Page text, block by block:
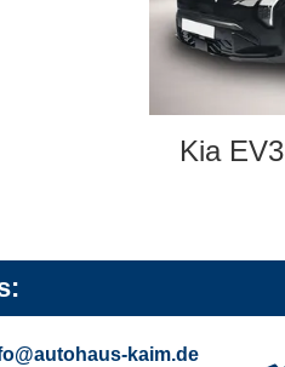
Kia EV3
kaim.de